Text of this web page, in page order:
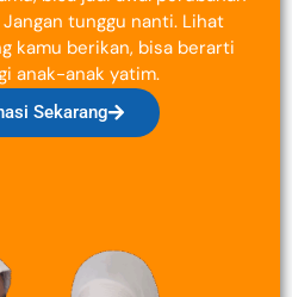
tunggu nanti. Lihat
kamu berikan, bisa berarti
anak-anak yatim.
Sekarang